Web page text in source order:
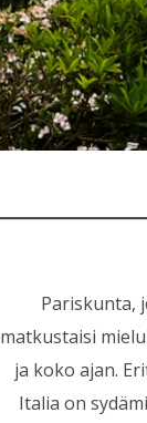
Pariskunta,
matkustaisi
ja koko ajan.
Italia on